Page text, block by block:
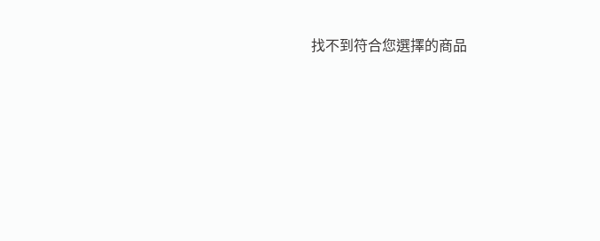
找不到符合您選擇的商品